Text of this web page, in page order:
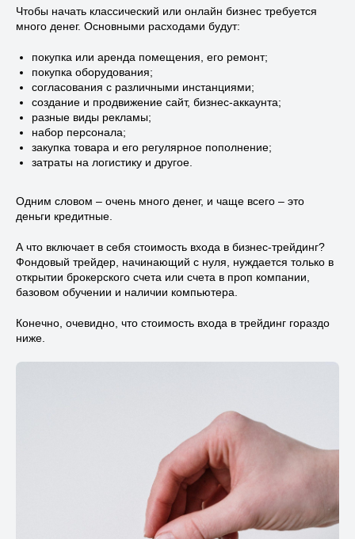
Чтобы начать классический или онлайн бизнес требуется
много денег. Основными расходами будут:
покупка или аренда помещения, его ремонт;
покупка оборудования;
согласования с различными инстанциями;
создание и продвижение сайт, бизнес-аккаунта;
разные виды рекламы;
набор персонала;
закупка товара и его регулярное пополнение;
затраты на логистику и другое.
Одним словом – очень много денег, и чаще всего – это
деньги кредитные.
А что включает в себя стоимость входа в бизнес-трейдинг?
Фондовый трейдер, начинающий с нуля, нуждается только в
открытии брокерского счета или счета в проп компании,
базовом обучении и наличии компьютера.
Конечно, очевидно, что стоимость входа в трейдинг гораздо
ниже.